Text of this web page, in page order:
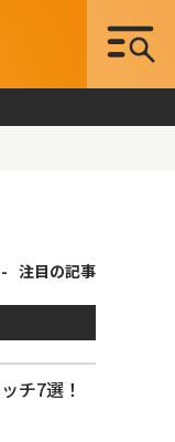
注目の記事
チ7選！